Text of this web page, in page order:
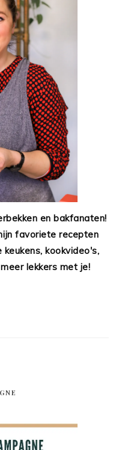
en bakfanaten!
favoriete recepten
kookvideo's,
lekkers met je!